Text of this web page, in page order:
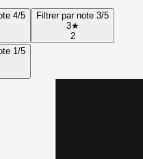
4/5
Filtrer par note 3/5
3★
2
1/5